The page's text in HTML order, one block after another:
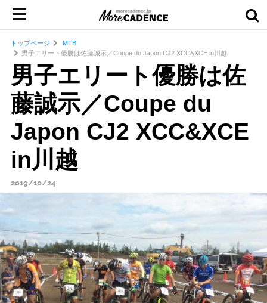
トップページ
MTB
男子エリート優勝は佐藤誠⽰／Coupe du Japon CJ2 XCC&XCE in川越
男子エリート優勝は佐
藤誠⽰／Coupe du
Japon CJ2 XCC&XCE
in川越
2019/10/24